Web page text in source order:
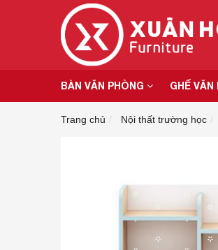
BÀN VĂN PHÒNG GHẾ VĂN
Trang chủ Nội thất trường học